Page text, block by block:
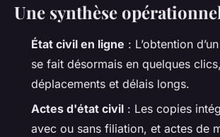
Une synthèse
État civil en ligne : L’obtention
se fait désormais en quelques
déplacements et délais longs.
Actes d'état civil : Les copies
avec ou sans filiation, et actes de